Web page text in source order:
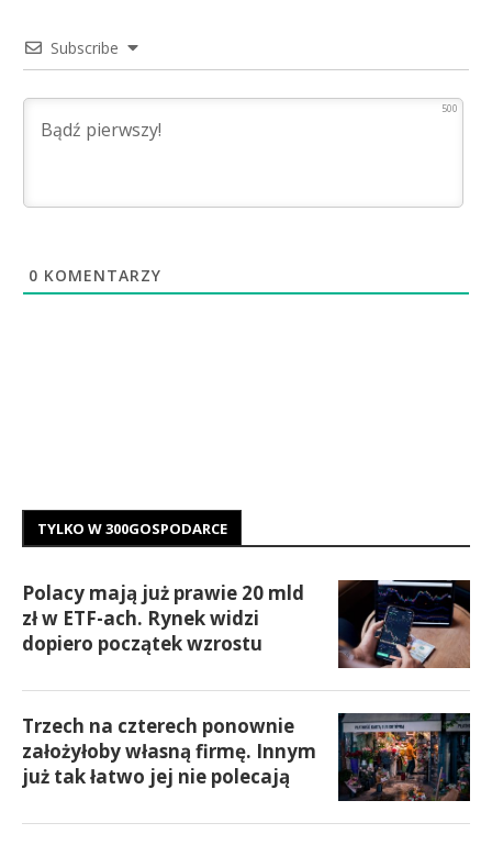
Subscribe
500
0 KOMENTARZY
TYLKO W 300GOSPODARCE
Polacy mają już prawie 20 mld
zł w ETF-ach. Rynek widzi
dopiero początek wzrostu
Trzech na czterech ponownie
założyłoby własną firmę. Innym
już tak łatwo jej nie polecają